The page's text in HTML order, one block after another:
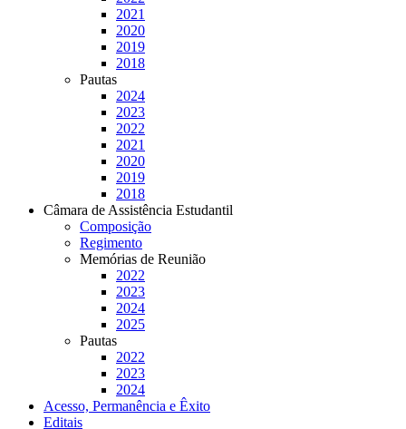
2021
2020
2019
2018
Pautas
2024
2023
2022
2021
2020
2019
2018
Câmara de Assistência Estudantil
Composição
Regimento
Memórias de Reunião
2022
2023
2024
2025
Pautas
2022
2023
2024
Acesso, Permanência e Êxito
Editais